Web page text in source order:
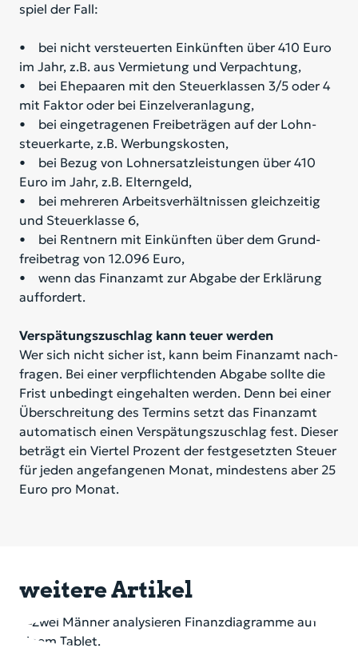
spiel der Fall:
• bei nicht ver­steu­er­ten Ein­künf­ten über 410 Euro
im Jahr, z.B. aus Ver­mie­tung und Ver­pach­tung,
• bei Ehe­paa­ren mit den Steu­er­klas­sen 3/​5 oder 4
mit Fak­tor oder bei Ein­zel­ver­an­la­gung,
• bei ein­ge­tra­ge­nen Frei­be­trä­gen auf der Lohn­
steu­er­kar­te, z.B. Wer­bungs­kos­ten,
• bei Be­zug von Lohn­er­satz­leis­tun­gen über 410
Euro im Jahr, z.B. El­tern­geld,
• bei meh­re­ren Ar­beits­ver­hält­nis­sen gleich­zei­tig
und Steu­er­klas­se 6,
• bei Rent­nern mit Ein­künf­ten über dem Grund­
frei­be­trag von 12.096 Euro,
• wenn das Fi­nanz­amt zur Ab­ga­be der Er­klä­rung
auf­for­dert.
Verspätungszuschlag kann teuer werden
Wer sich nicht si­cher ist, kann beim Fi­nanz­amt nach­
fra­gen. Bei ei­ner ver­pflich­ten­den Ab­ga­be soll­te die
Frist un­be­dingt ein­ge­hal­ten wer­den. Denn bei ei­ner
Über­schrei­tung des Ter­mins setzt das Fi­nanz­amt
au­to­ma­tisch ei­nen Ver­spä­tungs­zu­schlag fest. Die­ser
be­trägt ein Vier­tel Pro­zent der fest­ge­setz­ten Steu­er
für je­den an­ge­fan­ge­nen Mo­nat, min­des­tens aber 25
Euro pro Mo­nat.
weitere Artikel